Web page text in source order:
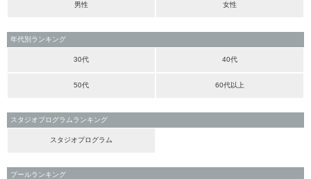
男性 女性
年代別ランキング
30代 40代
50代 60代以上
スタジオプログラムランキング
スタジオプログラム
プールランキング